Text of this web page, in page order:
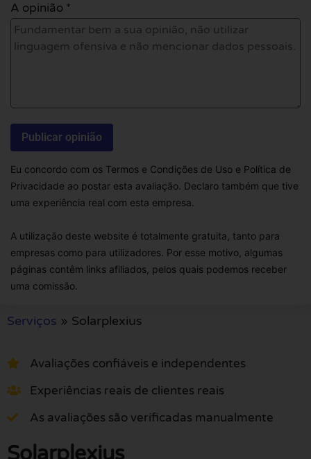
A opinião *
Eu concordo com os Termos e Condições de Uso e Política de
Privacidade ao postar esta avaliação. Declaro também que tive
uma experiência real com esta empresa.
A utilização deste website é totalmente gratuita, tanto para
empresas como para utilizadores. Por esse motivo, algumas
páginas contêm links afiliados, pelos quais podemos receber
uma comissão.
Serviços » Solarplexius
Avaliações confiáveis e independentes
Experiências reais de clientes reais
As avaliações são verificadas manualmente
Solarplexius